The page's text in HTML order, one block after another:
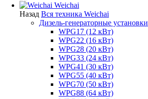
Weichai
Назад Вся техника Weichai
Дизель-генераторные установки
WPG17 (12 кВт)
WPG22 (16 кВт)
WPG28 (20 кВт)
WPG33 (24 кВт)
WPG41 (30 кВт)
WPG55 (40 кВт)
WPG70 (50 кВт)
WPG88 (64 кВт)